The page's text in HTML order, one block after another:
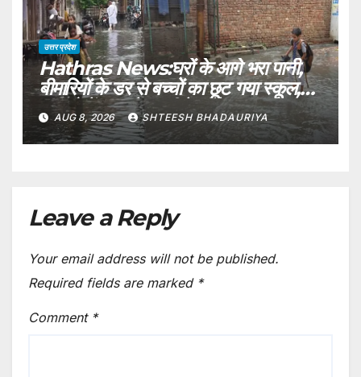
उत्तर प्रदेश
Hathras News:घरों के आगे भरा पानी,
बीमारियों के डर से बच्चों का छूट गया स्कूल,
मकानो में घुस रहे जहरीले कीड़े – Water
Filled In The Street Of Village
Baghana
AUG 8, 2026 SHTEESH BHADAURIYA
Leave a Reply
Your email address will not be published.
Required fields are marked *
Comment *